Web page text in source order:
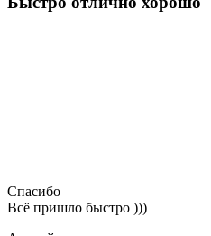
Спасибо
Всё пришло быстро )))